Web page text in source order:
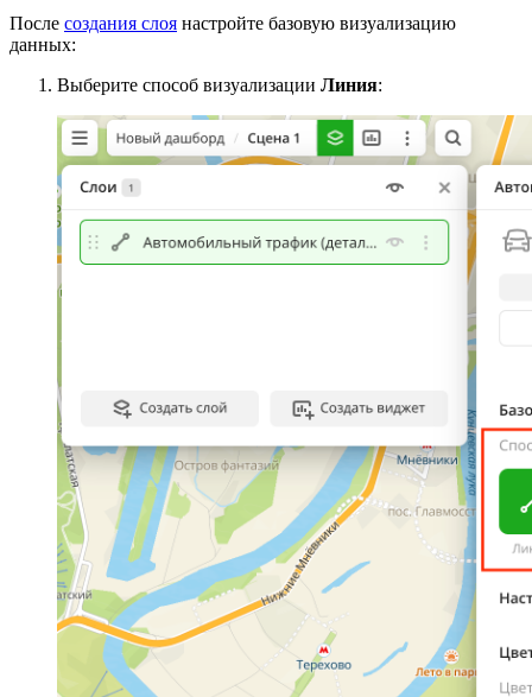
После создания слоя настройте базовую визуализацию
данных:
Выберите способ визуализации Линия: